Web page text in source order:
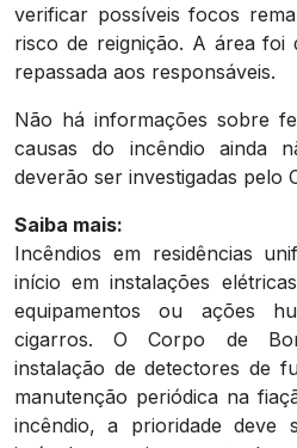
verificar possíveis focos
risco de reignição. A área foi
repassada aos responsáveis.
Não há informações sobre
causas do incêndio ainda
deverão ser investigadas pelo
Saiba mais:
Incêndios em residências
início em instalações
equipamentos ou ações
cigarros. O Corpo de
instalação de detectores de
manutenção periódica na
incêndio, a prioridade deve